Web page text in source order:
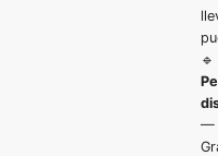
🔹
—